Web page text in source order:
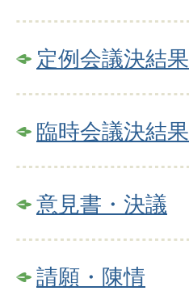
定例会議決結果
臨時会議決結果
意見書・決議
請願・陳情